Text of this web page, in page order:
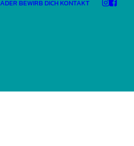
BEWIRB DICHKONTAKT